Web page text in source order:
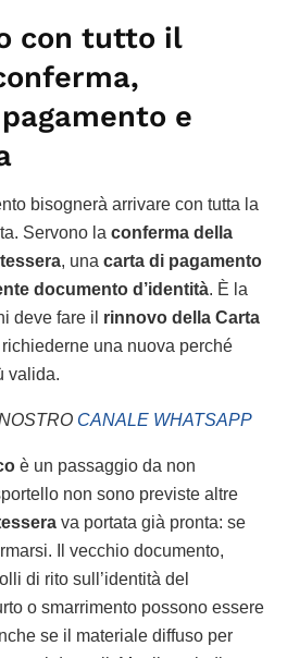
con tutto il
e
bisognerà arrivare con tutta la
Servono la conferma della
, una carta di pagamento
documento d’identità. È la
deve fare il rinnovo della Carta
una nuova perché
valida.
CANALE WHATSAPP
è un passaggio da non
non sono previste altre
va portata già pronta: se
Il vecchio documento,
di rito sull’identità del
o smarrimento possono essere
se il materiale diffuso per